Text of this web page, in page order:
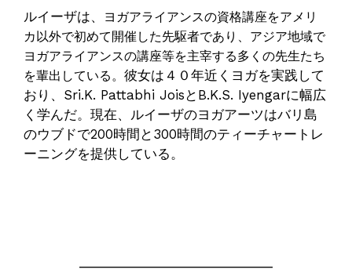
ルイーザは、
ヨガアライアンスの資格講座をアメリ
カ以外で初めて開催した先駆者であり、 アジア地域で
ヨガアライアンスの講座等を主宰する多くの先生たち
を輩出している。 彼女は４０年近くヨガを実践して
おり、Sri.K. Pattabhi JoisとB.K.S. Iyengarに幅広
く学んだ。現在、ルイーザのヨガアーツはバリ島
のウブドで200時間と300時間のティーチャートレ
ーニングを提供している。